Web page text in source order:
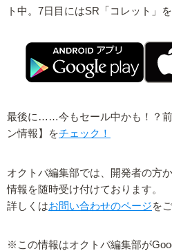
ト中。7日目にはSR「コレット」
最後に……今もセール中かも！？
ン情報】をチェック！
オクトバ編集部では、開発者の方
情報を随時受け付けております。
詳しくはお問い合わせのページを
※この情報はオクトバ編集部が